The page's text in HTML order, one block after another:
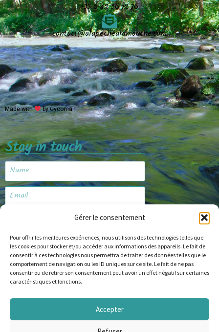
Gérer le consentement
Pour offrir les meilleures expériences, nous utilisons des technologies telles que
les cookies pour stocker et/ou accéder aux informations des appareils. Le fait de
consentir à ces technologies nous permettra de traiter des données telles que le
comportement de navigation ou les ID uniques sur ce site. Le fait de ne pas
consentir ou de retirer son consentement peut avoir un effet négatif sur certaines
caractéristiques et fonctions.
Accepter
+33 6 42 56 12 76
contact@alapechealamouche.com
Made with by Cycoma
Stay in touch
Subscribe
Website
© Copyright 2024 alapechealamouche.com